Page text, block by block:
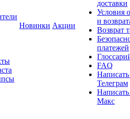
Новинки Акции
доставки
Условия
и
Возврат
платежей
FAQ
Телеграм
Макс